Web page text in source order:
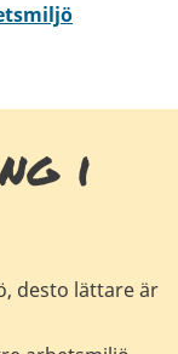
i
desto lättare är